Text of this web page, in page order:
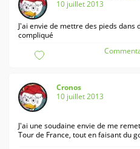
10 juillet 2013
J'ai envie de mettre des pieds dans
compliqué
Cronos
10 juillet 2013
J'ai une soudaine envie de me
Tour de France, tout en faisant du